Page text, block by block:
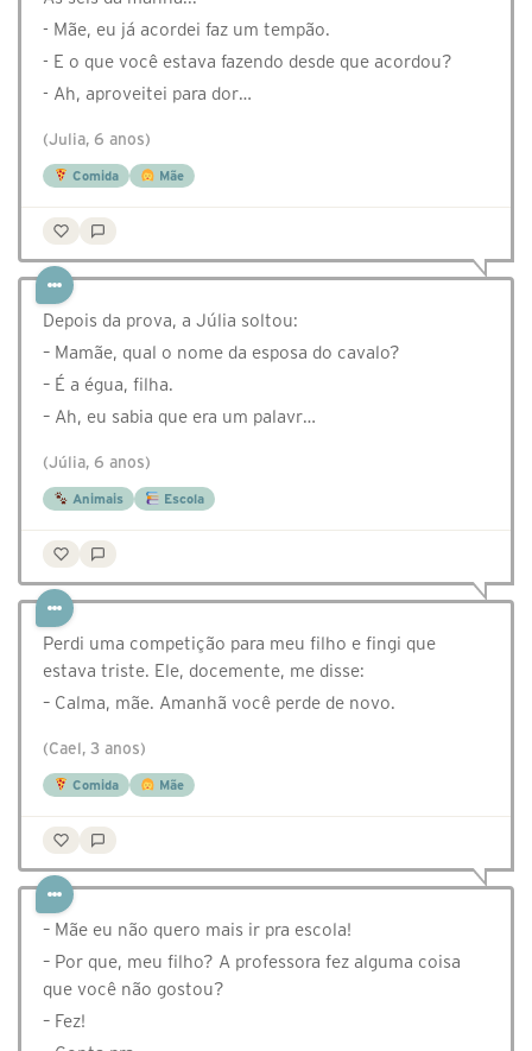
- Mãe, eu já acordei faz um tempão.
- E o que você estava fazendo desde que acordou?
- Ah, aproveitei para dor…
(Julia, 6 anos)
Comida Mãe
⁣⁣⁣⁣Depois da prova, a Júlia soltou:
– Mamãe, qual o nome da esposa do cavalo?
– É a égua, filha.
– Ah, eu sabia que era um palavr…
(Júlia, 6 anos)
Animais Escola
Perdi uma competição para meu filho e fingi que
estava triste. Ele, docemente, me disse:
– Calma, mãe. Amanhã você perde de novo.
(Cael, 3 anos)
Comida Mãe
– Mãe eu não quero mais ir pra escola!
– Por que, meu filho? A professora fez alguma coisa
que você não gostou?
– Fez!